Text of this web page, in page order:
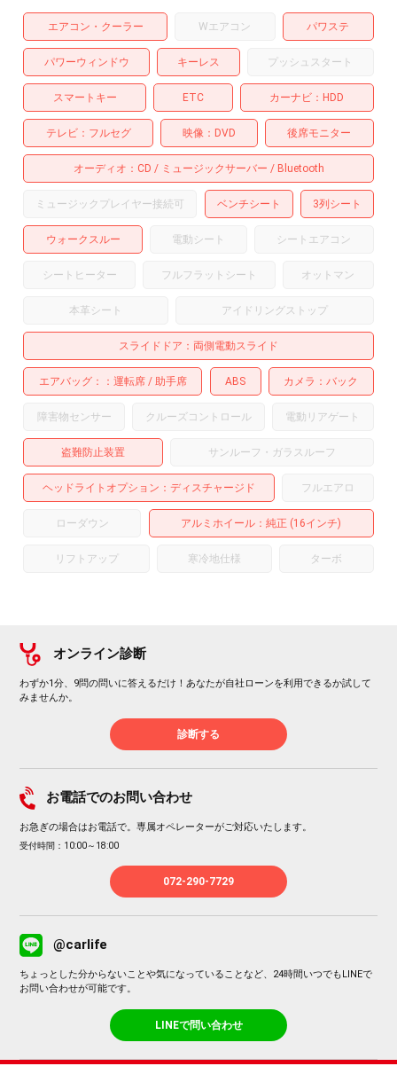
エアコン・クーラー Wエアコン パワステ
パワーウィンドウ キーレス プッシュスタート
スマートキー ETC カーナビ HDD
テレビ フルセグ 映像 DVD 後席モニター
オーディオ CD ミュージックサーバー Bluetooth
ミュージックプレイヤー接続可 ベンチシート 3列シート
ウォークスルー 電動シート シートエアコン
シートヒーター フルフラットシート オットマン
本革シート アイドリングストップ
スライドドア 両側電動スライド
エアバッグ： 運転席 助手席 ABS カメラ バック
障害物センサー クルーズコントロール 電動リアゲート
盗難防止装置 サンルーフ・ガラスルーフ
ヘッドライトオプション ディスチャージド フルエアロ
ローダウン アルミホイール ：純正 (16インチ)
リフトアップ 寒冷地仕様 ターボ
オンライン診断
わずか1分、9問の問いに答えるだけ！あなたが自社ローンを利用できるか試して
みませんか。
診断する
お電話でのお問い合わせ
お急ぎの場合はお電話で。専属オペレーターがご対応いたします。
受付時間：10:00～18:00
072-290-7729
@carlife
ちょっとした分からないことや気になっていることなど、24時間いつでもLINEで
お問い合わせが可能です。
LINEで問い合わせ